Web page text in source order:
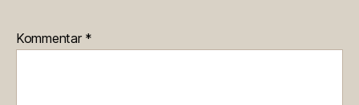
Kommentar *